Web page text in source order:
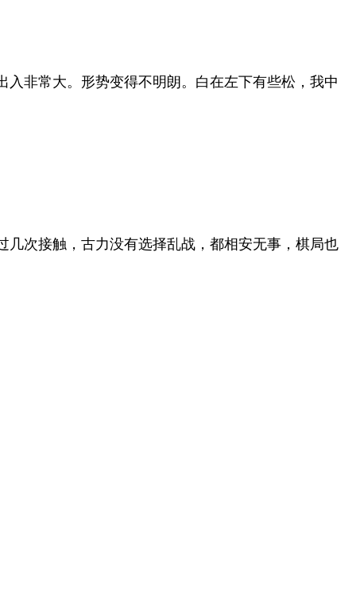
非常大。形势变得不明朗。白在左下有些松，我中
次接触，古力没有选择乱战，都相安无事，棋局也